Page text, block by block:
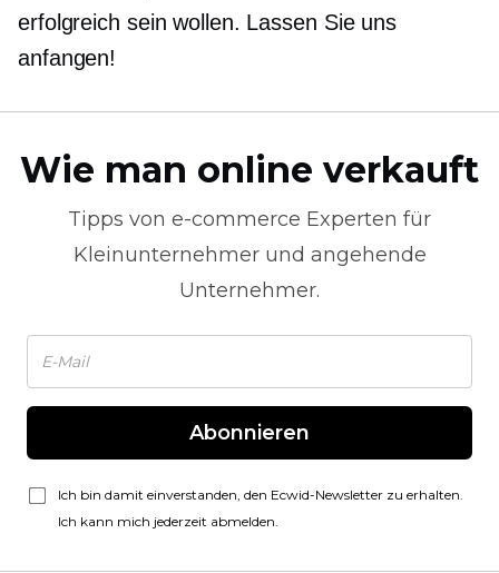
erfolgreich sein wollen. Lassen Sie uns
anfangen!
Wie man online verkauft
Tipps von e-commerce Experten für
Kleinunternehmer und angehende
Unternehmer.
Abonnieren
Ich bin damit einverstanden, den Ecwid-Newsletter zu erhalten.
Ich kann mich jederzeit abmelden.